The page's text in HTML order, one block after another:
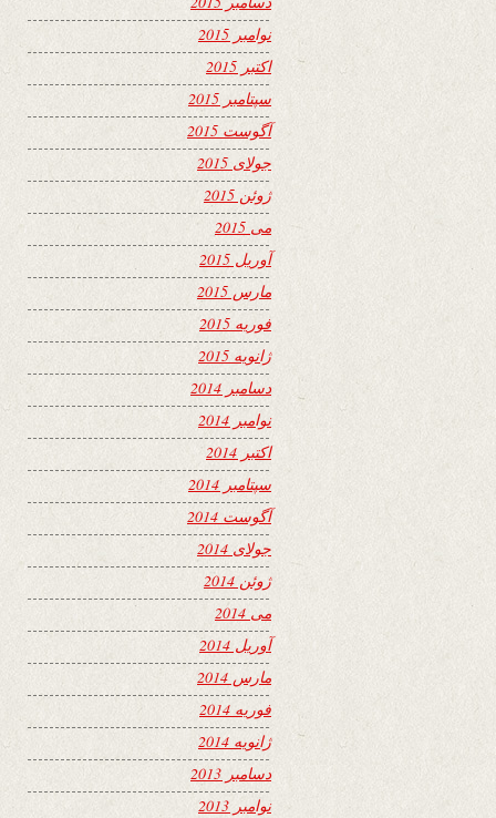
نوامبر 2015
اکتبر 2015
سپتامبر 2015
آگوست 2015
جولای 2015
ژوئن 2015
می 2015
آوریل 2015
مارس 2015
فوریه 2015
ژانویه 2015
دسامبر 2014
نوامبر 2014
اکتبر 2014
سپتامبر 2014
آگوست 2014
جولای 2014
ژوئن 2014
می 2014
آوریل 2014
مارس 2014
فوریه 2014
ژانویه 2014
دسامبر 2013
نوامبر 2013